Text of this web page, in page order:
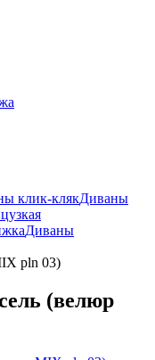
клик-клякДиваны
Диваны
pln 03)
(велюр